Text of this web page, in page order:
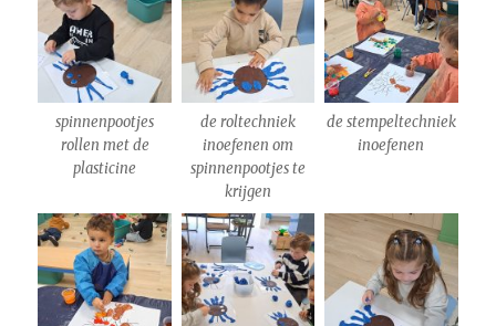
spinnenpootjes
rollen met de
plasticine
de roltechniek
inoefenen om
spinnenpootjes te
krijgen
de stempeltechniek
inoefenen